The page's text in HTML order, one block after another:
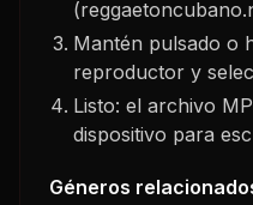
Mantén pulsado o
reproductor y
Listo: el archivo
dispositivo para
Géneros